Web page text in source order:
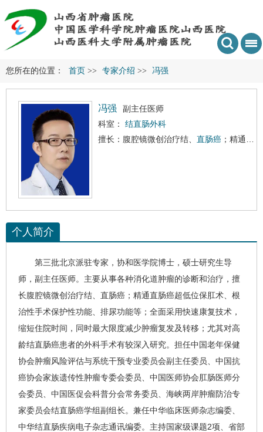
您所在的位置： 首页 >> 专家介绍 >> 冯强
冯强
副主任医师
科室： 结直肠外科
擅长：腹腔镜微创治疗结、 直肠癌 ；精通
个人简介
第三批北京派驻专家，协和医学院博士，硕士研究生导
师，副主任医师。主要从事各种消化道肿瘤的诊断和治疗，擅
长腹腔镜微创治疗结、 直肠癌 ；精通直肠癌超低位保肛术、根
治性手术保护性功能、排尿功能等；全面采用快速康复技术，
缩短住院时间，同时最大限度减少肿瘤复发及转移；尤其对高
龄结直肠癌患者的外科手术有较深入研究。担任中国老年保健
协会肿瘤风险评估与系统干预专业委员会副主任委员、中国抗
癌协会家族遗传性肿瘤专委会委员、中国医师协会肛肠医师分
会委员、中国医促会科普分会常务委员、海峡两岸肿瘤防治专
家委员会结直肠癌学组副组长。兼任中华临床医师杂志编委、
中华结直肠疾病电子杂志通讯编委。主持国家级课题2项、省部